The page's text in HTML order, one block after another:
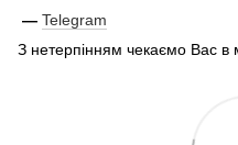
— Telegram
З нетерпінням чекаємо Вас в